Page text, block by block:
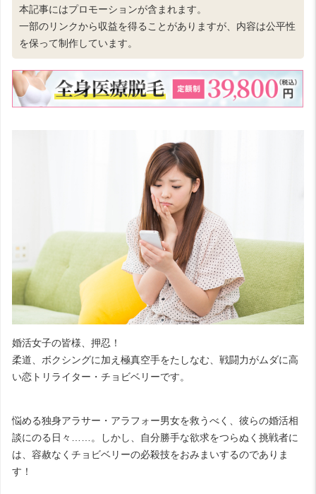
本記事にはプロモーションが含まれます。
一部のリンクから収益を得ることがありますが、内容は公平性
を保って制作しています。
婚活女子の皆様、押忍！
柔道、ボクシングに加え極真空手をたしなむ、戦闘力がムダに高
い恋トリライター・チョビベリーです。
悩める独身アラサー・アラフォー男女を救うべく、彼らの婚活相
談にのる日々……。しかし、自分勝手な欲求をつらぬく挑戦者に
は、容赦なくチョビベリーの必殺技をおみまいするのでありま
す！